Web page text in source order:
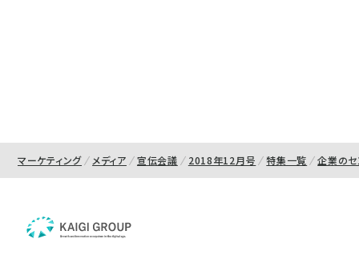
マーケティング メディア 宣伝会議 2018年12月号 特集一覧 企業のセ